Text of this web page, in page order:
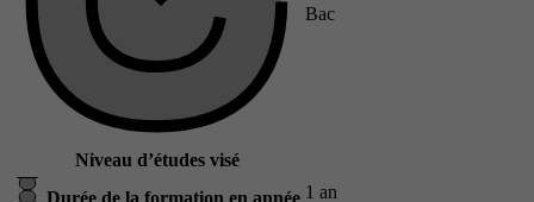
Niveau d’études visé
Bac
1 an